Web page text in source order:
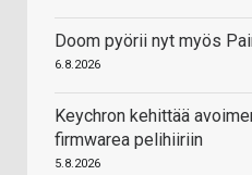
Doom pyörii nyt myös
6.8.2026
Keychron kehittää
firmwarea pelihiiriin
5.8.2026